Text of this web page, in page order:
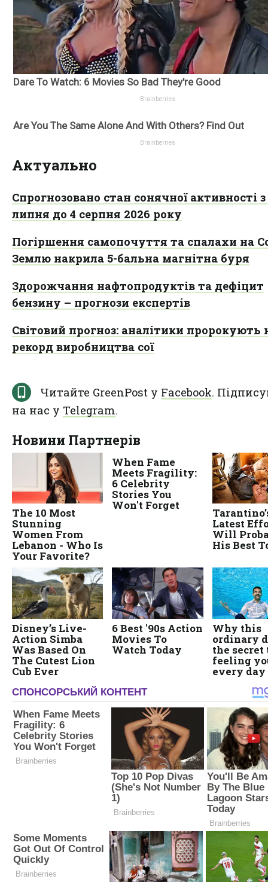
Актуально
Спрогнозовано стан сонячної активності з
липня до 4 серпня 2026 року
Погіршення самопочуття та спалахи на
Землю накрила 5-бальна магнітна буря
Здорожчання нафтопродуктів та дефіцит
бензину – прогнози експертів
Світовий прогноз: аналітики пророкують
рекорд виробництва сої
Читайте GreenPost у Facebook.
на нас у Telegram.